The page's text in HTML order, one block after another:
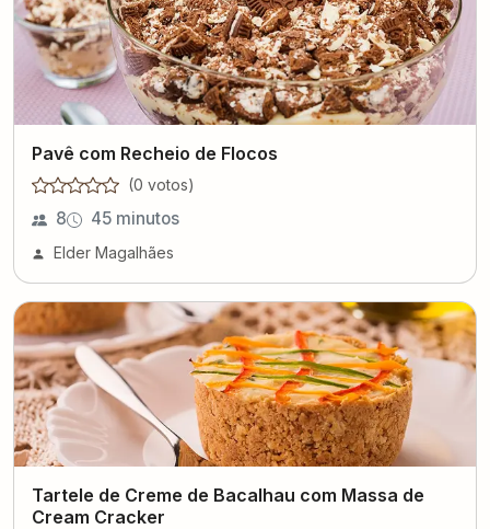
Pavê com Recheio de Flocos
(0 votos)
8 45 minutos
Elder Magalhães
Tartele de Creme de Bacalhau com Massa de
Cream Cracker